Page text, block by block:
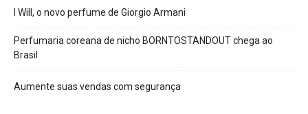
I Will, o novo perfume de Giorgio Armani
Perfumaria coreana de nicho BORNTOSTANDOUT chega ao
Brasil
Aumente suas vendas com segurança